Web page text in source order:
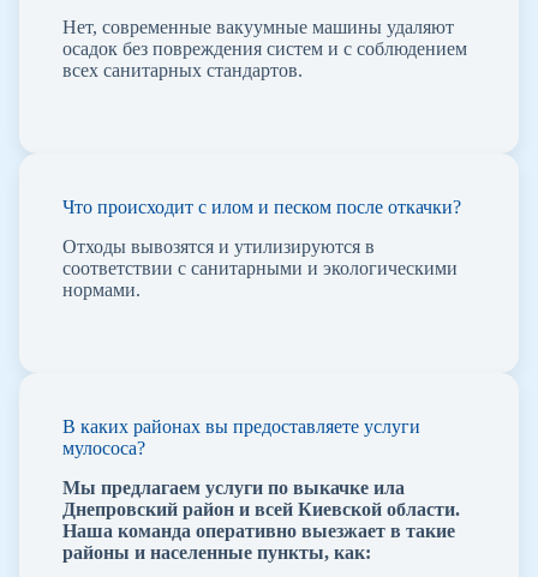
Нет, современные вакуумные машины удаляют
осадок без повреждения систем и с соблюдением
всех санитарных стандартов.
Что происходит с илом и песком после откачки?
Отходы вывозятся и утилизируются в
соответствии с санитарными и экологическими
нормами.
В каких районах вы предоставляете услуги
мулососа?
Мы предлагаем услуги по выкачке ила
Днепровский район и всей Киевской области.
Наша команда оперативно выезжает в такие
районы и населенные пункты, как: